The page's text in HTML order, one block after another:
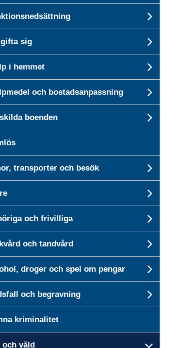
sig
i hemmet
och bostadsanpassning
boenden
transporter och besök
och frivilliga
och tandvård
droger och spel om pengar
och begravning
kriminalitet
och våld